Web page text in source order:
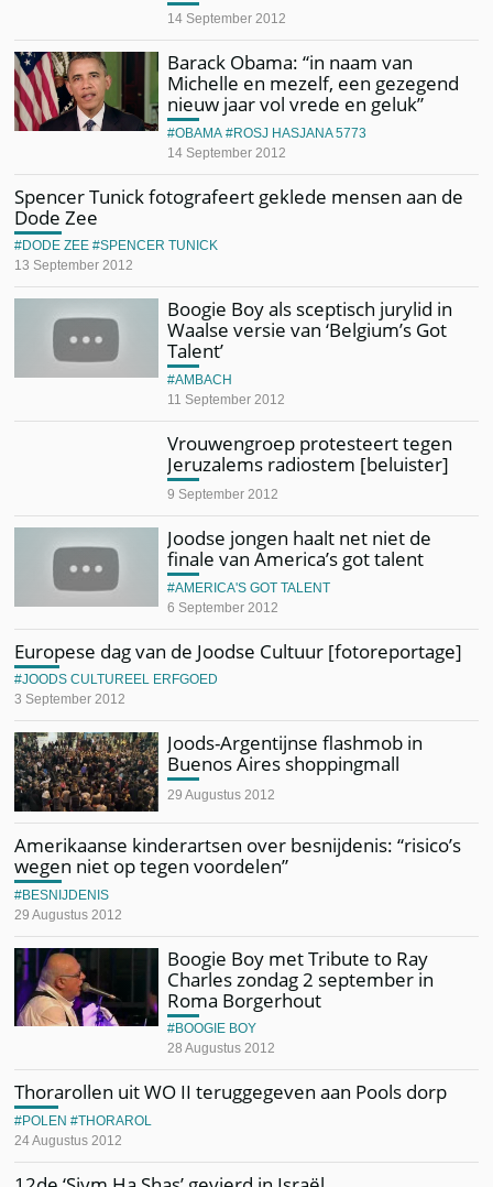
14 September 2012
Barack Obama: “in naam van
Michelle en mezelf, een gezegend
nieuw jaar vol vrede en geluk”
14 September 2012
OBAMA ROSJ HASJANA 5773
Spencer Tunick fotografeert geklede mensen aan de
Dode Zee
13 September 2012
DODE ZEE SPENCER TUNICK
Boogie Boy als sceptisch jurylid in
Waalse versie van ‘Belgium’s Got
Talent’
11 September 2012
AMBACH
Vrouwengroep protesteert tegen
Jeruzalems radiostem [beluister]
9 September 2012
Joodse jongen haalt net niet de
finale van America’s got talent
6 September 2012
AMERICA'S GOT TALENT
Europese dag van de Joodse Cultuur [fotoreportage]
3 September 2012
JOODS CULTUREEL ERFGOED
Joods-Argentijnse flashmob in
Buenos Aires shoppingmall
29 Augustus 2012
Amerikaanse kinderartsen over besnijdenis: “risico’s
wegen niet op tegen voordelen”
29 Augustus 2012
BESNIJDENIS
Boogie Boy met Tribute to Ray
Charles zondag 2 september in
Roma Borgerhout
28 Augustus 2012
BOOGIE BOY
Thorarollen uit WO II teruggegeven aan Pools dorp
24 Augustus 2012
POLEN THORAROL